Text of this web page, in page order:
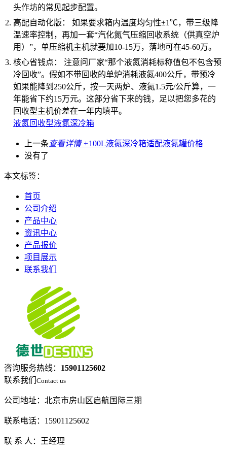
头作坊的常见起步配置。
高配自动化版： 如果要求箱内温度均匀性±1℃，带三级降
温速率控制，再加一套“汽化氮气压缩回收系统（供真空炉
用）”，单压缩机主机就要加10-15万，落地可在45-60万。
核心省钱点： 注意问厂家“那个液氮消耗标称值包不包含预
冷回收”。假如不带回收的单炉消耗液氮400公斤，带预冷
如果能降到250公斤，按一天两炉、液氮1.5元/公斤算，一
年能省下约15万元。这部分省下来的钱，足以把您多花的
回收型主机价差在一年内填平。
液氮回收型液氮深冷箱
上一条查看详情 +100L液氮深冷箱适配液氮罐价格
没有了
本文标签：
首页
公司介绍
产品中心
资讯中心
产品报价
项目展示
联系我们
咨询服务热线： 15901125602
联系我们 Contact us
公司地址：北京市房山区启航国际三期
联系电话：15901125602
联 系 人：王经理